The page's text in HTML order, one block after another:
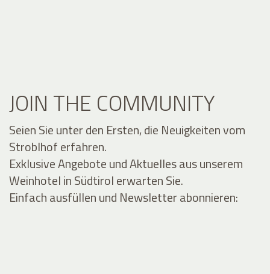
JOIN THE COMMUNITY
Seien Sie unter den Ersten, die Neuigkeiten vom
Stroblhof erfahren.
Exklusive Angebote und Aktuelles aus unserem
Weinhotel in Südtirol erwarten Sie.
Einfach ausfüllen und Newsletter abonnieren: